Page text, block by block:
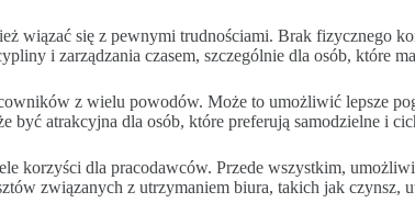
wiązać się z pewnymi trudnościami. Brak fizycznego
i zarządzania czasem, szczególnie dla osób, które
z wielu powodów. Może to umożliwić lepsze
być atrakcyjna dla osób, które preferują samodzielne i
korzyści dla pracodawców. Przede wszystkim,
związanych z utrzymaniem biura, takich jak czynsz,